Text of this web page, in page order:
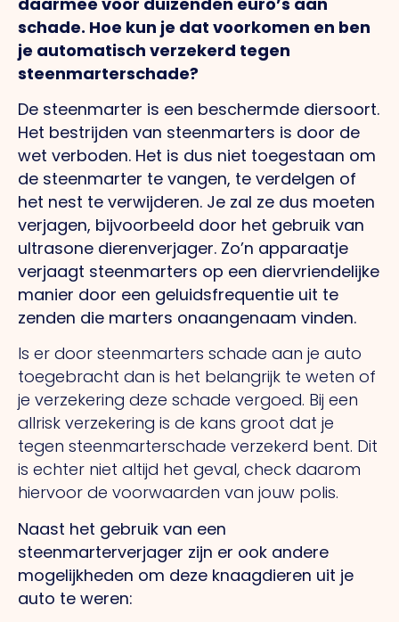
schade. Hoe kun je dat voorkomen en ben
je automatisch verzekerd tegen
steenmarterschade?
De steenmarter is een beschermde diersoort.
Het bestrijden van steenmarters is door de
wet verboden. Het is dus niet toegestaan om
de steenmarter te vangen, te verdelgen of
het nest te verwijderen. Je zal ze dus moeten
verjagen, bijvoorbeeld door het gebruik van
ultrasone dierenverjager. Zo’n apparaatje
verjaagt steenmarters op een diervriendelijke
manier door een geluidsfrequentie uit te
zenden die marters onaangenaam vinden.
Is er door steenmarters schade aan je auto
toegebracht dan is het belangrijk te weten of
je verzekering deze schade vergoed. Bij een
allrisk verzekering is de kans groot dat je
tegen steenmarterschade verzekerd bent. Dit
is echter niet altijd het geval, check daarom
hiervoor de voorwaarden van jouw polis.
Naast het gebruik van een
steenmarterverjager zijn er ook andere
mogelijkheden om deze knaagdieren uit je
auto te weren: